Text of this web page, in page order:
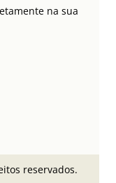
na sua
reservados.